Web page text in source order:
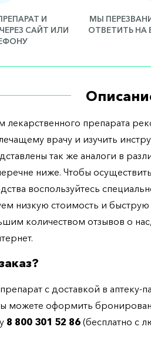
И
САЙТ ИЛИ
МЫ
ОТВЕТИТЬ НА
препарата
врачу и изучить
так же аналоги в
ниже. Чтобы
воспользуйтесь
низкую стоимость и быструю
количеством отзывов о
с доставкой в аптеку-
можете оформить
8 800 301 52 86 (бесплатно с